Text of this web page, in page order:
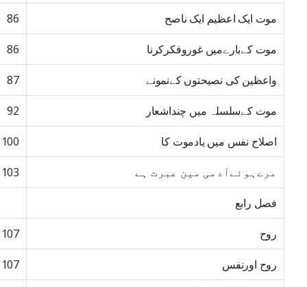
موت ایک اعظیم ایک ناصح 86
موت کےبارےمیں غوروفکرکرنا 86
واعظین کی نصیحتوں کےنمونے 87
موت کےسلسلہ میں چنداشعار 92
اصلاح نفس میں یادموت کا 100
مرےہوئےآدمی مین عبرت ہے 103
فصل رابع
روح 107
روح اورنفس 107